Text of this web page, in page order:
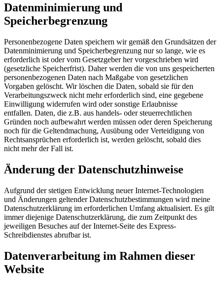
Datenminimierung und
Speicherbegrenzung
Personenbezogene Daten speichern wir gemäß den Grundsätzen der
Datenminimierung und Speicherbegrenzung nur so lange, wie es
erforderlich ist oder vom Gesetzgeber her vorgeschrieben wird
(gesetzliche Speicherfrist). Daher werden die von uns gespeicherten
personenbezogenen Daten nach Maßgabe von gesetzlichen
Vorgaben gelöscht. Wir löschen die Daten, sobald sie für den
Verarbeitungszweck nicht mehr erforderlich sind, eine gegebene
Einwilligung widerrufen wird oder sonstige Erlaubnisse
entfallen. Daten, die z.B. aus handels- oder steuerrechtlichen
Gründen noch aufbewahrt werden müssen oder deren Speicherung
noch für die Geltendmachung, Ausübung oder Verteidigung von
Rechtsansprüchen erforderlich ist, werden gelöscht, sobald dies
nicht mehr der Fall ist.
Änderung der Datenschutzhinweise
Aufgrund der stetigen Entwicklung neuer Internet-Technologien
und Änderungen geltender Datenschutzbestimmungen wird meine
Datenschutzerklärung im erforderlichen Umfang aktualisiert. Es gilt
immer diejenige Datenschutzerklärung, die zum Zeitpunkt des
jeweiligen Besuches auf der Internet-Seite des Express-
Schreibdienstes abrufbar ist.
Datenverarbeitung im Rahmen dieser
Website